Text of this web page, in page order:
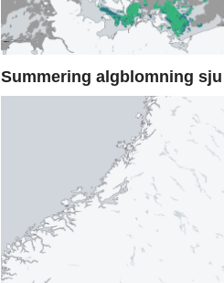
Summering algblomning